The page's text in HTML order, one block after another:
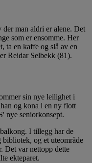
man aldri er alene. Det
som er ensomme. Her
ta en kaffe og slå av en
Reidar Selbekk (81).
sin nye leilighet i
og kona i en ny flott
nye seniorkonsept.
I tillegg har de
og et uteområde
Det var nettopp dette
ekteparet.